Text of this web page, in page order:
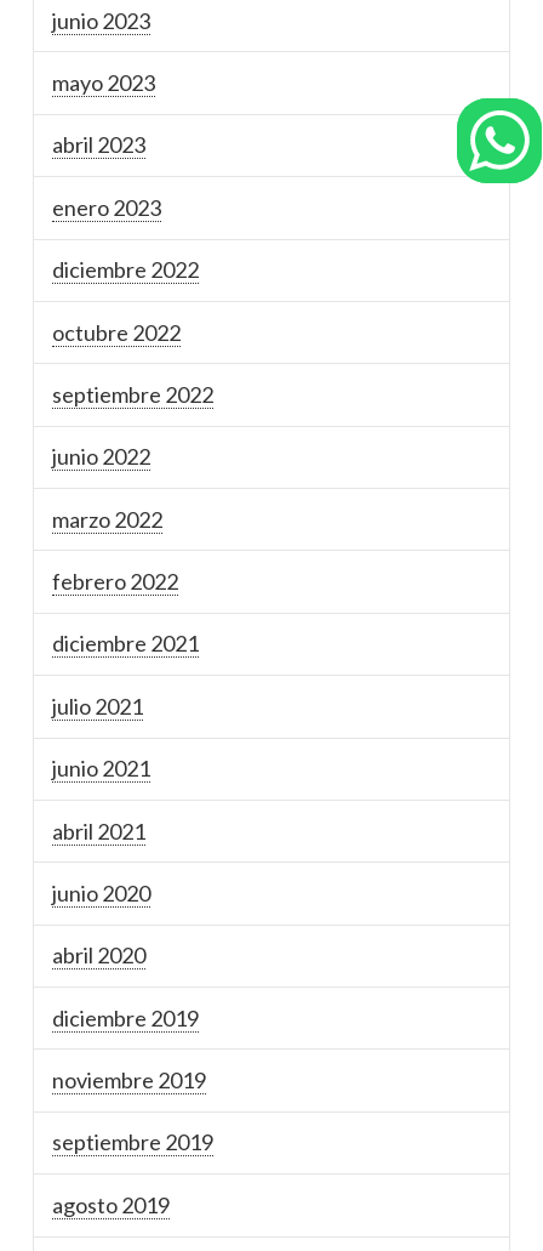
junio 2023
mayo 2023
abril 2023
enero 2023
diciembre 2022
octubre 2022
septiembre 2022
junio 2022
marzo 2022
febrero 2022
diciembre 2021
julio 2021
junio 2021
abril 2021
junio 2020
abril 2020
diciembre 2019
noviembre 2019
septiembre 2019
agosto 2019